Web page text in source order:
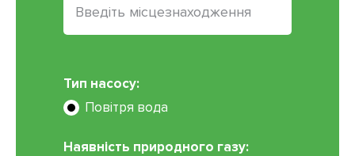
Тип насосу:
Повітря вода
Наявність природного газу: